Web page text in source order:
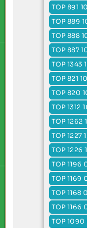
TOP 891
TOP 889
TOP 888
TOP 887
TOP 1343
TOP 821
TOP 820
TOP 1312
TOP 1262
TOP 1227
TOP 1226
TOP 1196
TOP 1169
TOP 1168
TOP 1166
TOP